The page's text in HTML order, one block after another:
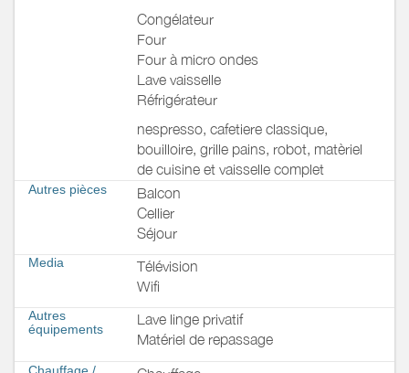
Congélateur
Four
Four à micro ondes
Lave vaisselle
Réfrigérateur
nespresso, cafetiere classique,
bouilloire, grille pains, robot, matèriel
de cuisine et vaisselle complet
Autres pièces
Balcon
Cellier
Séjour
Media
Télévision
Wifi
Autres
équipements
Lave linge privatif
Matériel de repassage
Chauffage /